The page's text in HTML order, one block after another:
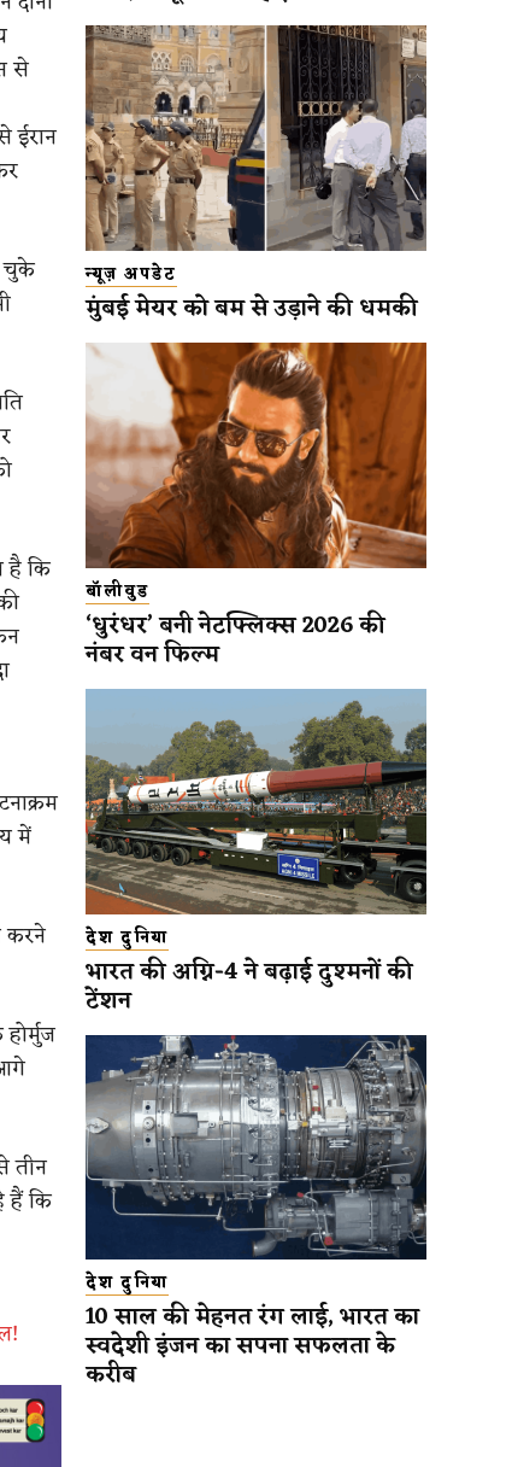
से
ईरान
चुके
है कि
में
करने
तीन
हैं कि
न्यूज़ अपडेट
मुंबई मेयर को बम से उड़ाने की धमकी
बॉलीवुड
‘धुरंधर’ बनी नेटफ्लिक्स 2026 की
नंबर वन फिल्म
देश दुनिया
भारत की अग्नि-4 ने बढ़ाई दुश्मनों की
टेंशन
देश दुनिया
10 साल की मेहनत रंग लाई, भारत का
स्वदेशी इंजन का सपना सफलता के
करीब